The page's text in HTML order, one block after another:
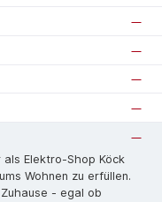
Elektro-Shop Köck
Wohnen zu erfüllen.
- egal ob